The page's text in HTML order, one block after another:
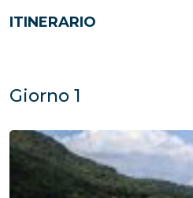
ITINERARIO
Giorno 1